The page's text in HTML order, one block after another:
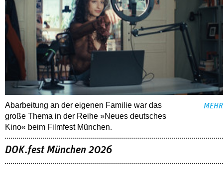
Abarbeitung an der eigenen Familie war das
große Thema in der Reihe »Neues deutsches
Kino« beim Filmfest München.
MEHR
DOK.fest München 2026